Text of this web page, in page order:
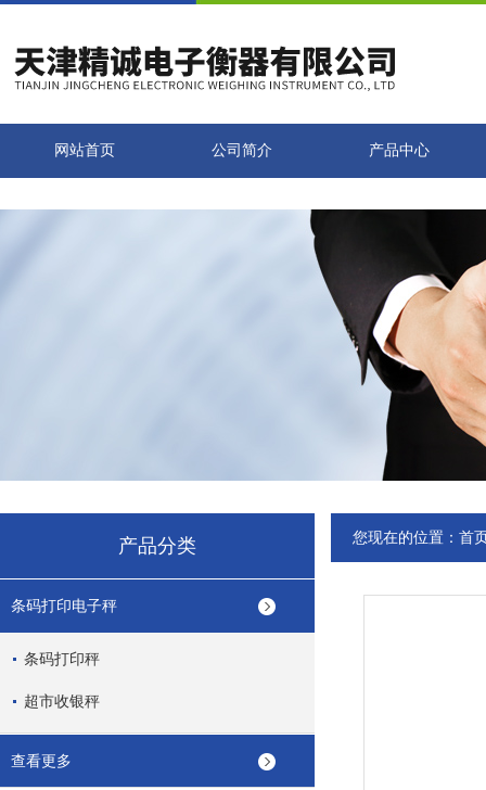
网站首页 公司简介 产品中心
产品分类
条码打印电子秤
条码打印秤
超市收银秤
查看更多
您现在的位置： 首